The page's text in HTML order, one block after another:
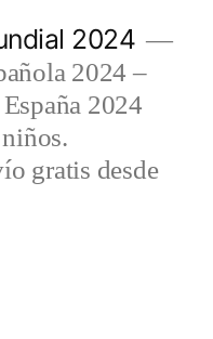
2024
2024 –
2024
gratis desde